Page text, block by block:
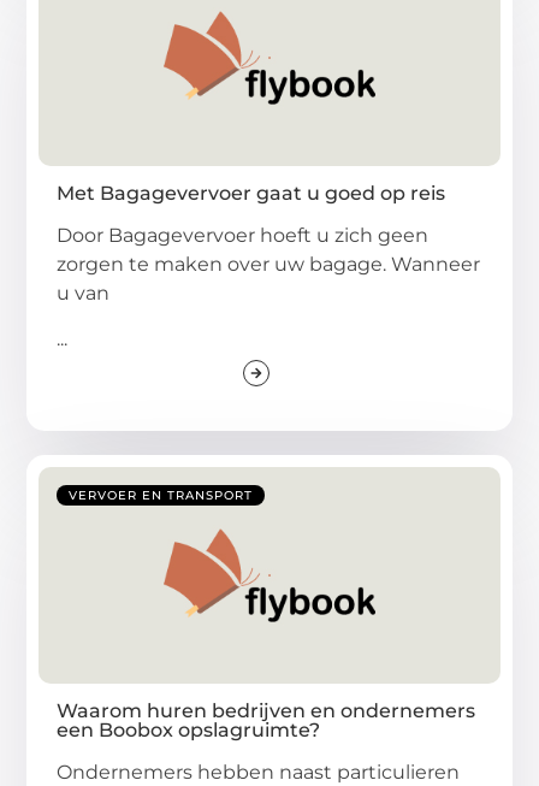
Met Bagagevervoer gaat u goed op reis
Door Bagagevervoer hoeft u zich geen
zorgen te maken over uw bagage. Wanneer
u van
...
VERVOER EN TRANSPORT
Waarom huren bedrijven en ondernemers
een Boobox opslagruimte?
Ondernemers hebben naast particulieren